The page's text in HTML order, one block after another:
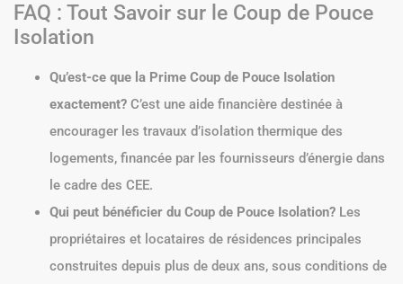
FAQ : Tout Savoir sur le Coup de Pouce
Isolation
Qu’est-ce que la Prime Coup de Pouce Isolation
exactement? C’est une aide financière destinée à
encourager les travaux d’isolation thermique des
logements, financée par les fournisseurs d’énergie dans
le cadre des CEE.
Qui peut bénéficier du Coup de Pouce Isolation? Les
propriétaires et locataires de résidences principales
construites depuis plus de deux ans, sous conditions de